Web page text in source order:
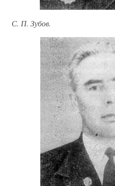
С. П. Зубов.